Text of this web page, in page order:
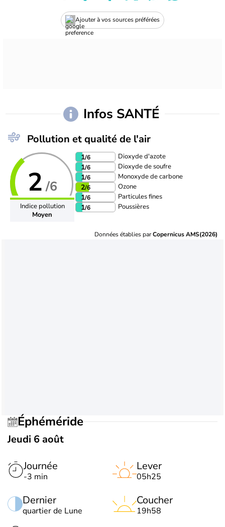
Ajouter à vos sources préférées
Infos SANTÉ
Pollution et qualité de l'air
2 /6
Indice pollution
Moyen
1/6 Dioxyde d'azote
1/6 Dioxyde de soufre
1/6 Monoxyde de carbone
2/6 Ozone
1/6 Particules fines
1/6 Poussières
Données établies parCopernicus AMS(2026)
Éphéméride
Jeudi 6 août
Journée
-3 min
Dernier
quartier de Lune
Lever
05h25
Coucher
19h58